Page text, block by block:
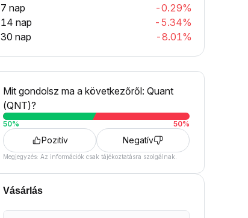
7 nap
-0.29%
14 nap
-5.34%
30 nap
-8.01%
Mit gondolsz ma a következőről: Quant
(QNT)?
50% 50%
Pozitív Negatív
Megjegyzés: Az információk csak tájékoztatásra szolgálnak.
Vásárlás